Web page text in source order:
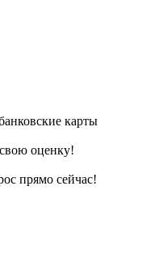
карты
оценку!
прямо сейчас!